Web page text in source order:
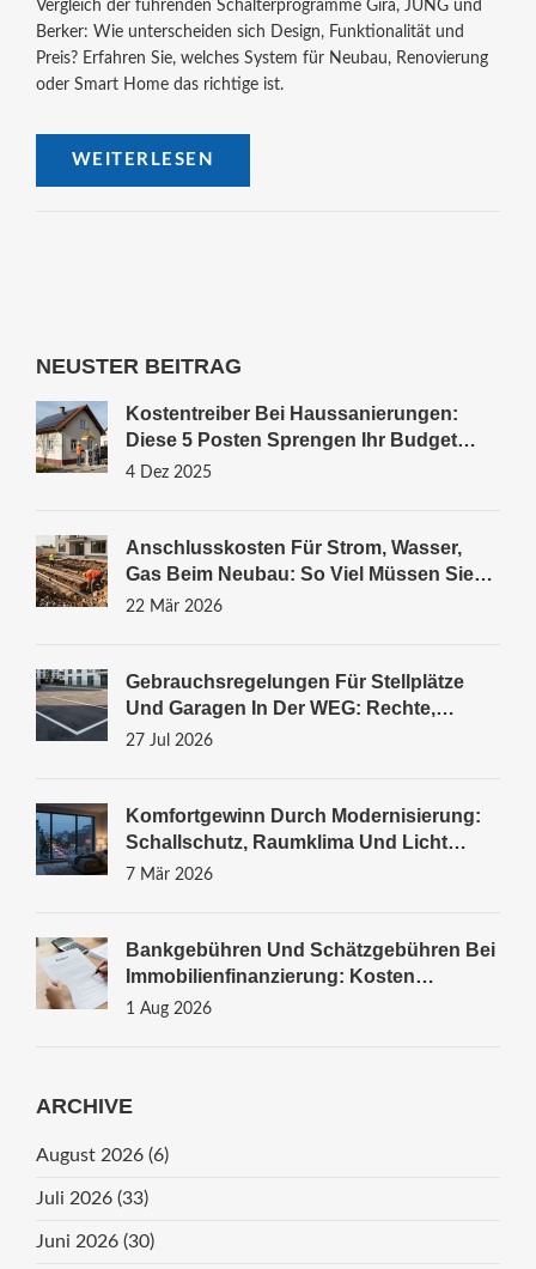
Vergleich der führenden Schalterprogramme Gira, JUNG und
Berker: Wie unterscheiden sich Design, Funktionalität und
Preis? Erfahren Sie, welches System für Neubau, Renovierung
oder Smart Home das richtige ist.
WEITERLESEN
NEUSTER BEITRAG
Kostentreiber Bei Haussanierungen:
Diese 5 Posten Sprengen Ihr Budget
2025
4 Dez 2025
Anschlusskosten Für Strom, Wasser,
Gas Beim Neubau: So Viel Müssen Sie
Wirklich Zahlen
22 Mär 2026
Gebrauchsregelungen Für Stellplätze
Und Garagen In Der WEG: Rechte,
Pflichten & Konflikte
27 Jul 2026
Komfortgewinn Durch Modernisierung:
Schallschutz, Raumklima Und Licht
Optimieren
7 Mär 2026
Bankgebühren Und Schätzgebühren Bei
Immobilienfinanzierung: Kosten
Verstehen Und Sparen
1 Aug 2026
ARCHIVE
August 2026 (6)
Juli 2026 (33)
Juni 2026 (30)